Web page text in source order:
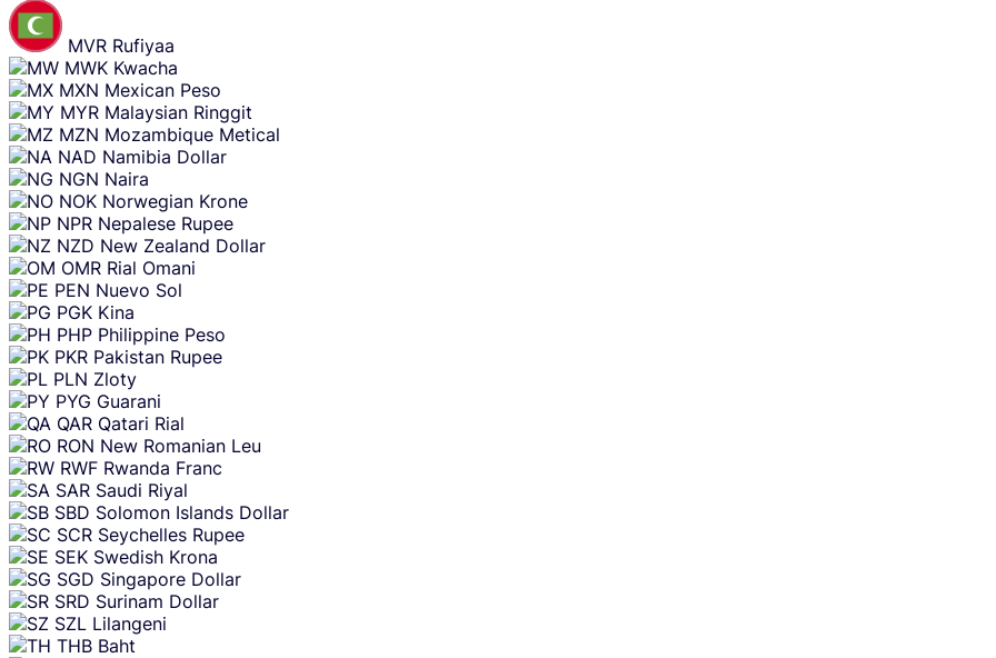
MVR Rufiyaa
MWK Kwacha
MXN Mexican Peso
MYR Malaysian Ringgit
MZN Mozambique Metical
NAD Namibia Dollar
NGN Naira
NOK Norwegian Krone
NPR Nepalese Rupee
NZD New Zealand Dollar
OMR Rial Omani
PEN Nuevo Sol
PGK Kina
PHP Philippine Peso
PKR Pakistan Rupee
PLN Zloty
PYG Guarani
QAR Qatari Rial
RON New Romanian Leu
RWF Rwanda Franc
SAR Saudi Riyal
SBD Solomon Islands Dollar
SCR Seychelles Rupee
SEK Swedish Krona
SGD Singapore Dollar
SRD Surinam Dollar
SZL Lilangeni
THB Baht